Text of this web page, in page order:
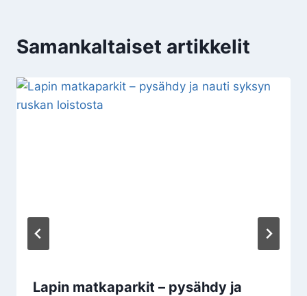
Samankaltaiset artikkelit
Lapin matkaparkit – pysähdy ja